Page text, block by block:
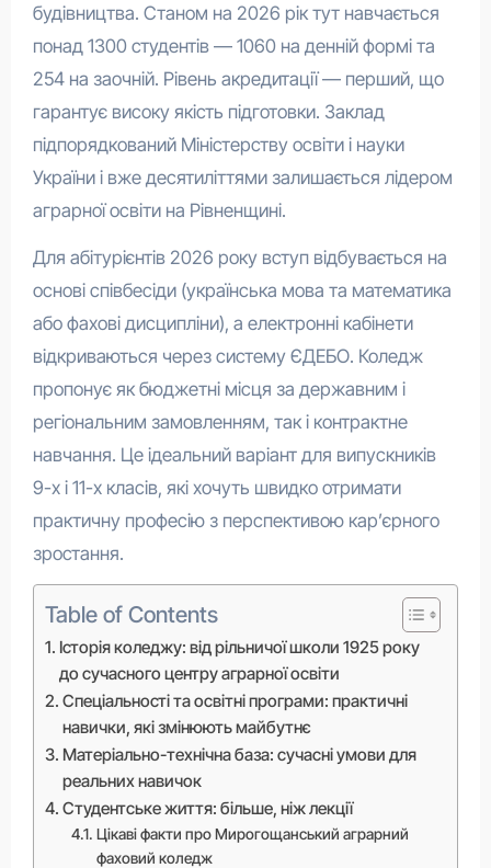
будівництва. Станом на 2026 рік тут навчається
понад 1300 студентів — 1060 на денній формі та
254 на заочній. Рівень акредитації — перший, що
гарантує високу якість підготовки. Заклад
підпорядкований Міністерству освіти і науки
України і вже десятиліттями залишається лідером
аграрної освіти на Рівненщині.
Для абітурієнтів 2026 року вступ відбувається на
основі співбесіди (українська мова та математика
або фахові дисципліни), а електронні кабінети
відкриваються через систему ЄДЕБО. Коледж
пропонує як бюджетні місця за державним і
регіональним замовленням, так і контрактне
навчання. Це ідеальний варіант для випускників
9-х і 11-х класів, які хочуть швидко отримати
практичну професію з перспективою кар’єрного
зростання.
Table of Contents
Історія коледжу: від рільничої школи 1925 року
до сучасного центру аграрної освіти
Спеціальності та освітні програми: практичні
навички, які змінюють майбутнє
Матеріально-технічна база: сучасні умови для
реальних навичок
Студентське життя: більше, ніж лекції
Цікаві факти про Мирогощанський аграрний
фаховий коледж